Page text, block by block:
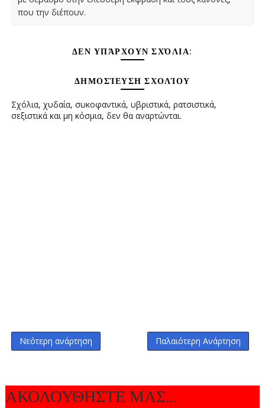
που την διέπουν.
ΔΕΝ ΥΠΆΡΧΟΥΝ ΣΧΌΛΙΑ:
ΔΗΜΟΣΊΕΥΣΗ ΣΧΟΛΊΟΥ
Σχόλια, χυδαία, συκοφαντικά, υβριστικά, ρατσιστικά,
σεξιστικά και μη κόσμια, δεν θα αναρτώνται.
Νεότερη ανάρτηση Παλαιότερη Ανάρτηση
ΑΚΟΛΟΥΘΗΣΤΕ ΜΑΣ...